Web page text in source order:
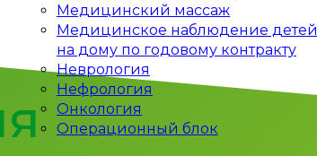
Медицинский массаж
Медицинское наблюдение детей
на дому по годовому контракту
Неврология
Нефрология
Онкология
Операционный блок